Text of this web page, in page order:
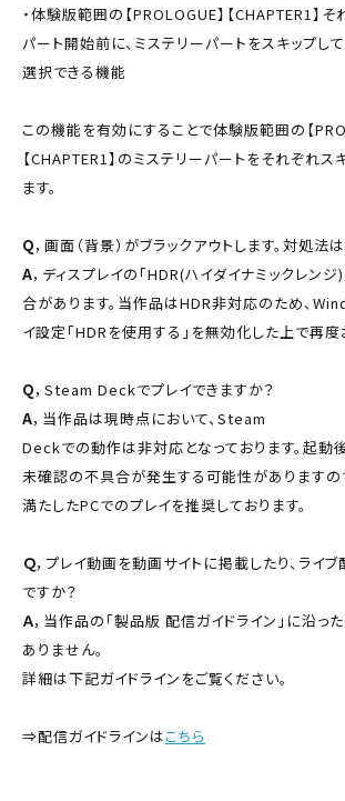
・体験版範囲の【PROLOGUE】【CHAPTER1】
パート開始前に、ミステリーパートをスキップし
選択できる機能
この機能を有効にすることで体験版範囲の【
【CHAPTER1】のミステリーパートをそれぞれス
ます。
Q，画面（背景）がブラックアウトします。対処法
A，ディスプレイの「HDR(ハイダイナミックレン
合があります。当作品はHDR非対応のため、
イ設定「HDRを使用する」を無効化した上で再度
Q，Steam Deckでプレイできますか？
A，当作品は現時点において、Steam
Deckでの動作は非対応となっております。起動
未確認の不具合が発生する可能性がありますの
満たしたPCでのプレイを推奨しております。
Ｑ，プレイ動画を動画サイトに掲載したり、ライ
ですか？
Ａ，当作品の「製品版 配信ガイドライン」に沿っ
ありません。
詳細は下記ガイドラインをご覧ください。
⇒配信ガイドラインはこちら